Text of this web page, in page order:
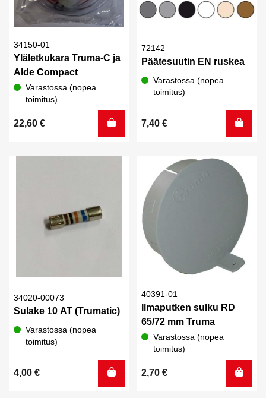
34150-01
Yläletkukara Truma-C ja
Alde Compact
Varastossa (nopea
toimitus)
22,60 €
72142
Päätesuutin EN ruskea
Varastossa (nopea
toimitus)
7,40 €
34020-00073
Sulake 10 AT (Trumatic)
Varastossa (nopea
toimitus)
4,00 €
40391-01
Ilmaputken sulku RD
65/72 mm Truma
Varastossa (nopea
toimitus)
2,70 €